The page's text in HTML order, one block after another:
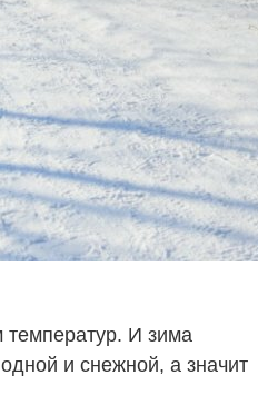
температур. И зима
и снежной, а значит